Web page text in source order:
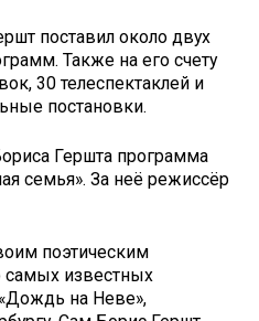
поставил около двух
Также на его счету
30 телеспектаклей и
постановки.
Гершта программа
семья». За неё режиссёр
поэтическим
самых известных
«Дождь на Неве»,